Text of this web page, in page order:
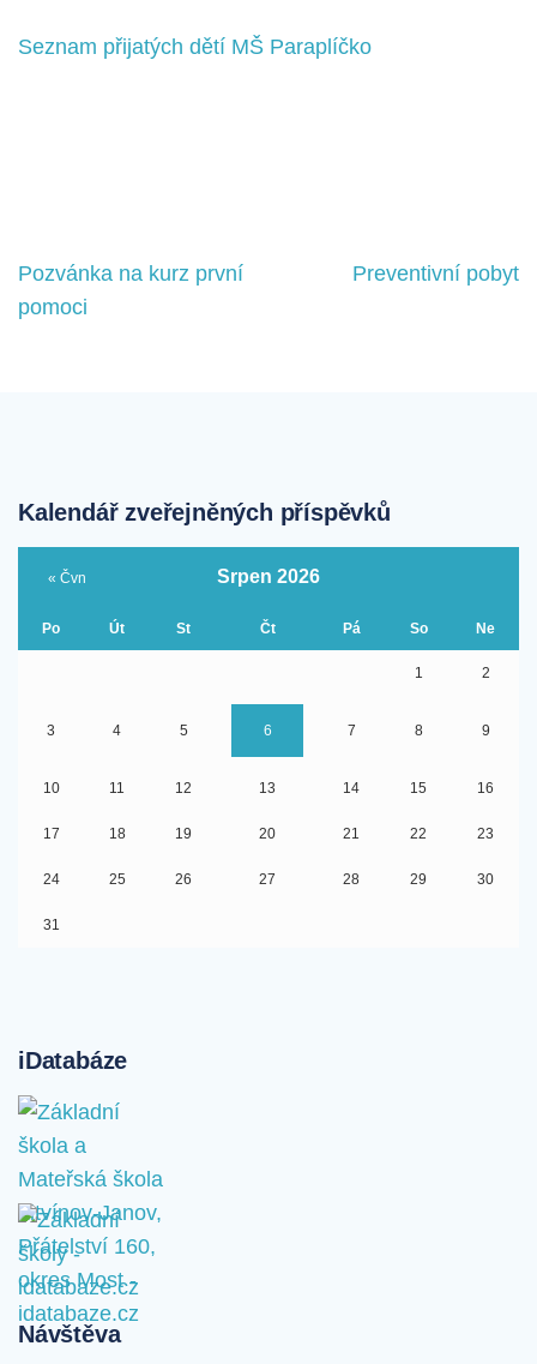
Seznam přijatých dětí MŠ Paraplíčko
Navigace
pro
Pozvánka na kurz první
pomoci
Preventivní pobyt
Kalendář zveřejněných příspěvků
Srpen 2026
Po Út St Čt Pá So Ne
1 2
3 4 5 6 7 8 9
10 11 12 13 14 15 16
17 18 19 20 21 22 23
24 25 26 27 28 29 30
31
« Čvn
iDatabáze
Návštěva